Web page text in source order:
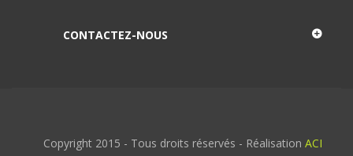
CONTACTEZ-NOUS
Copyright 2015 - Tous droits réservés - Réalisation ACI